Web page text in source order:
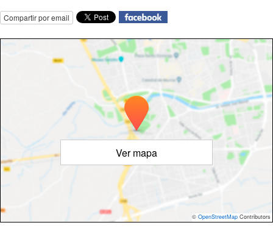
Compartir por email
Ver mapa
© OpenStreetMap Contributors